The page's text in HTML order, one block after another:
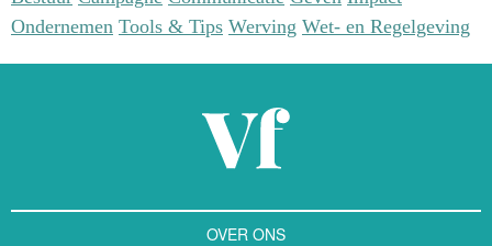
Ondernemen Tools & Tips Werving Wet- en Regelgeving
OVER ONS